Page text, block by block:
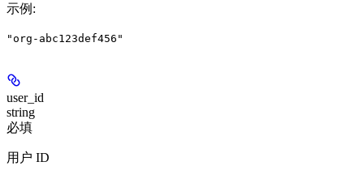
示例 :
"org-abc123def456"
user_id
string
必填
用户 ID